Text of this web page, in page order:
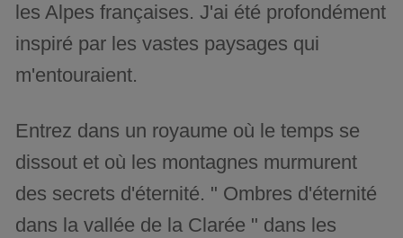
les Alpes françaises. J'ai été profondément
inspiré par les vastes paysages qui
m'entouraient.
Entrez dans un royaume où le temps se
dissout et où les montagnes murmurent
des secrets d'éternité. " Ombres d'éternité
dans la vallée de la Clarée " dans les